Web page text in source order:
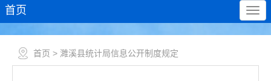
首页
首页 > 濉溪县统计局信息公开制度规定